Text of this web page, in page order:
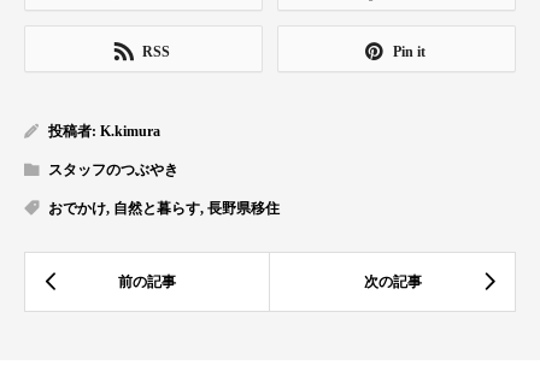
RSS Pin it
投稿者: K.kimura
スタッフのつぶやき
おでかけ, 自然と暮らす, 長野県移住